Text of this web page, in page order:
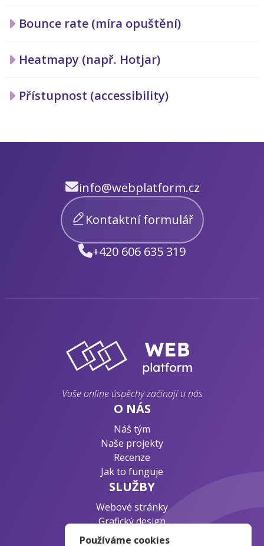
Bounce rate (míra opuštění)
Heatmapy (např. Hotjar)
Přístupnost (accessibility)
info@webplatform.cz
Kontaktní formulář
+420 606 635 319
Vaše online úspěchy začínají u nás
O NÁS
Náš tým
Naše projekty
Recenze
Jak to funguje
SLUŽBY
Webové stránky
Grafický design
Byznys konzultace
Používáme cookies